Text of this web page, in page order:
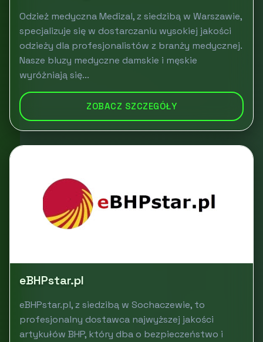
Odzież medyczna Medizal, z siedzibą w Warszawie,
specjalizuje się w dostarczaniu wysokiej jakości
odzieży dla profesjonalistów z branży medycznej.
Nasze bluzy medyczne damskie i męskie
wyróżniają się...
ZOBACZ SZCZEGÓŁY
eBHPstar.pl
eBHPstar.pl, z siedzibą w Sochaczewie, to
profesjonalny dostawca najwyższej jakości
artykułów BHP, który dba o bezpieczeństwo i